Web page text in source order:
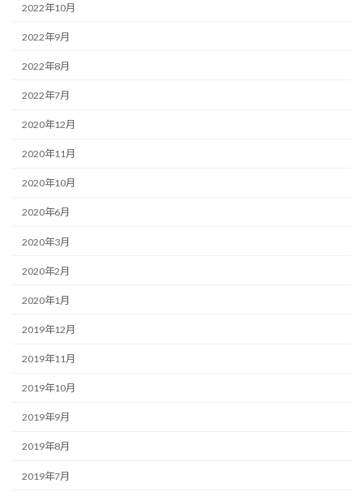
2022年10月
2022年9月
2022年8月
2022年7月
2020年12月
2020年11月
2020年10月
2020年6月
2020年3月
2020年2月
2020年1月
2019年12月
2019年11月
2019年10月
2019年9月
2019年8月
2019年7月